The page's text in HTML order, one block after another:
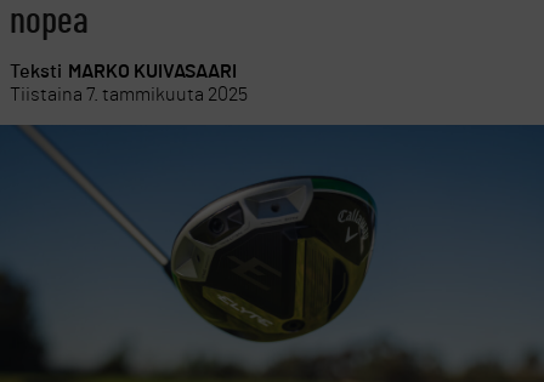
nopea
Teksti MARKO KUIVASAARI
Tiistaina 7. tammikuuta 2025